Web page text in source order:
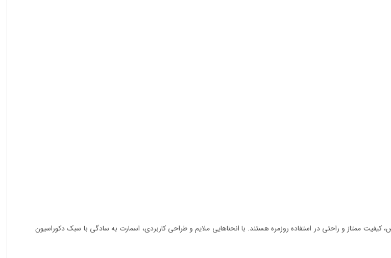
ممتاز و راحتی در استفاده روزمره هستند. با انحناهایی ملایم و طراحی کاربردی، اسمارت به سادگی با سبک دکوراسیون